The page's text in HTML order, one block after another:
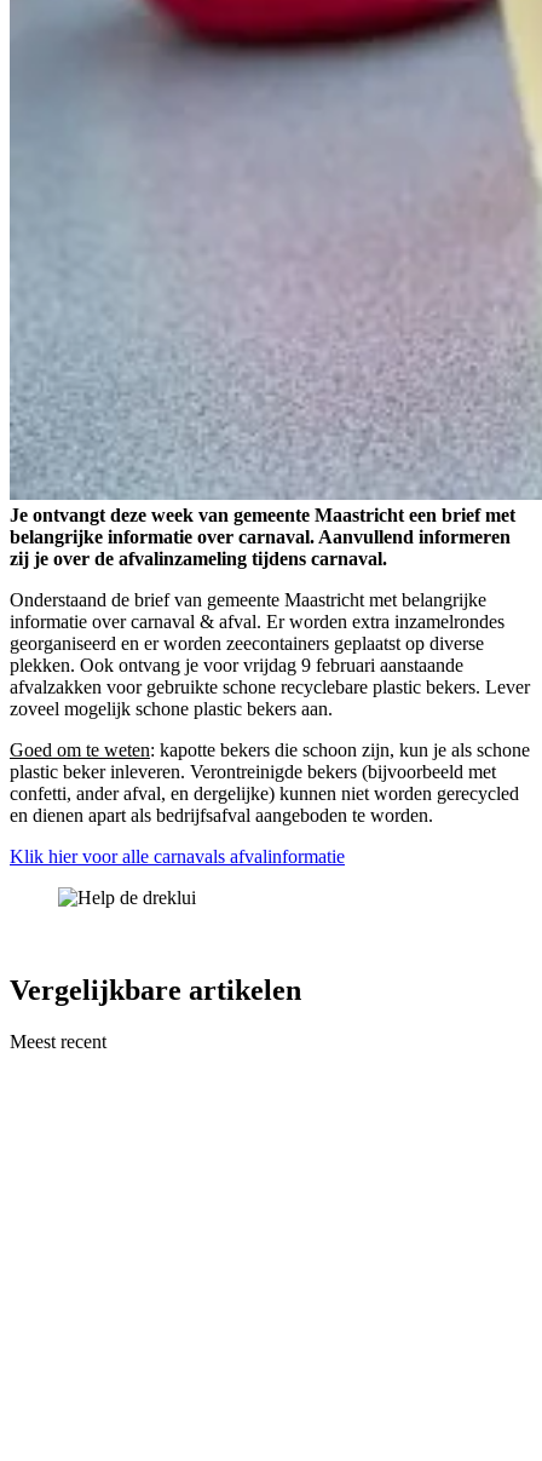
Je ontvangt deze week van gemeente Maastricht een brief met
belangrijke informatie over carnaval. Aanvullend informeren
zij je over de afvalinzameling tijdens carnaval.
Onderstaand de brief van gemeente Maastricht met belangrijke
informatie over carnaval & afval. Er worden extra inzamelrondes
georganiseerd en er worden zeecontainers geplaatst op diverse
plekken. Ook ontvang je voor vrijdag 9 februari aanstaande
afvalzakken voor gebruikte schone recyclebare plastic bekers. Lever
zoveel mogelijk schone plastic bekers aan.
Goed om te weten: kapotte bekers die schoon zijn, kun je als schone
plastic beker inleveren. Verontreinigde bekers (bijvoorbeeld met
confetti, ander afval, en dergelijke) kunnen niet worden gerecycled
en dienen apart als bedrijfsafval aangeboden te worden.
Klik hier voor alle carnavals afvalinformatie
Vergelijkbare artikelen
Meest recent